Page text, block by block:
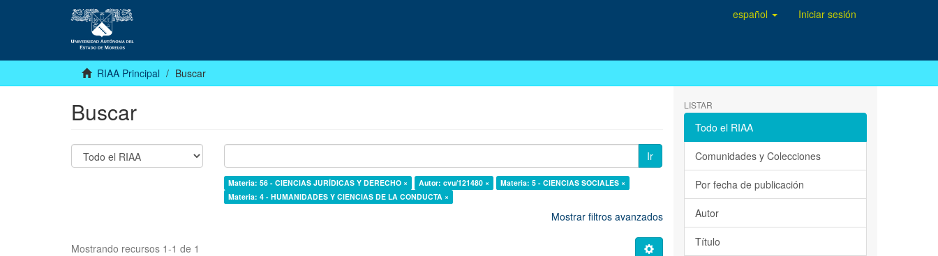
español Iniciar sesión
RIAA Principal Buscar
Buscar
Ir
Materia: 56 - CIENCIAS JURÍDICAS Y DERECHO × Autor: cvu/121480 ×
Materia: 5 - CIENCIAS SOCIALES ×
Materia: 4 - HUMANIDADES Y CIENCIAS DE LA CONDUCTA ×
Mostrar filtros avanzados
Mostrando recursos 1-1 de 1
LISTAR
Todo el RIAA
Comunidades y Colecciones
Por fecha de publicación
Autor
Título